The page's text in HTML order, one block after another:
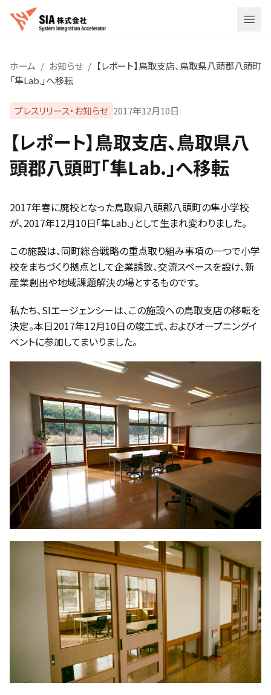
メニ
ホーム / お知らせ / 【レポート】鳥取支店、鳥取県八頭郡八頭町
「隼Lab.」へ移転
プレスリリース・お知らせ 2017年12月10日
【レポート】鳥取支店、鳥取県八
頭郡八頭町「隼Lab.」へ移転
2017年春に廃校となった鳥取県八頭郡八頭町の隼小学校
が、2017年12月10日「隼Lab.」として生まれ変わりました。
この施設は、同町総合戦略の重点取り組み事項の一つで小学
校をまちづくり拠点として企業誘致、交流スペースを設け、新
産業創出や地域課題解決の場とするものです。
私たち、SIエージェンシーは、この施設への鳥取支店の移転を
決定。本日2017年12月10日の竣工式、およびオープニングイ
ベントに参加してまいりました。